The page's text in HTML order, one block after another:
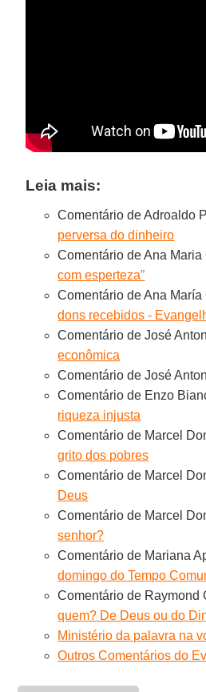
Leia mais:
Comentário de Adroaldo
perversa do dinheiro
Comentário de Ana
com esperteza”
Comentário de Ana María
dons recebidos -
Comentário de José
econômica
Comentário de José
Comentário de Enzo
riqueza injusta
Comentário de Marcel
grito dos pobres
Comentário de Marcel
Deus
Comentário de Marcel
senhor?
Comentário de Mariana
domingo do Tempo
Comentário de Raymond
quem? De Deus ou do
Ministério da palavra na
Outros Comentários do